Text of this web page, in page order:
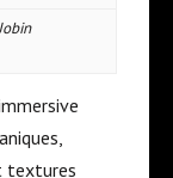
i
c
textures